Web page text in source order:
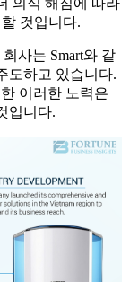
것입니다.
회사는 Smart와 같
도하고 있습니다.
이러한 노력은
입니다.